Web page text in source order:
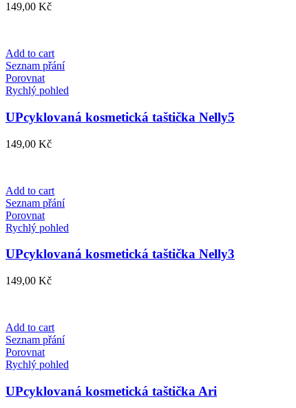
149,00 Kč
Add to cart
Seznam přání
Porovnat
Rychlý pohled
UPcyklovaná kosmetická taštička Nelly5
149,00 Kč
Add to cart
Seznam přání
Porovnat
Rychlý pohled
UPcyklovaná kosmetická taštička Nelly3
149,00 Kč
Add to cart
Seznam přání
Porovnat
Rychlý pohled
UPcyklovaná kosmetická taštička Ari